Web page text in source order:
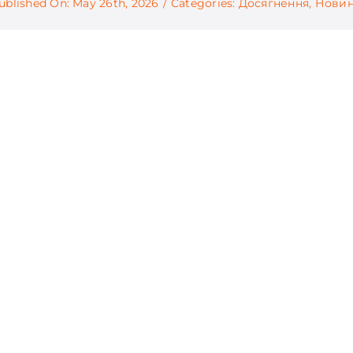
On: May 26th, 2026 / Categories: Досягнення,